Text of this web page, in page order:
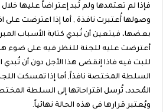
فإذا لم تعتمدها ولم تُبد إعتراضاً عليها خلال
وصولها أُعتبرت نافذة , أما إذا اعترضت على
بعضها، فيتعين أن تُبدي كتابة الأسباب
أعترضت عليه للجنة للنظر فيه على ضوء
للبت فيه فاذا إنقضى هذا الأجل دون أن تُبدي
السلطة المختصة نافذاً, أما إذا تمسكت
المُحدد، تُرسل اقتراحاتها إلى السلطة
ويُعتبر قرارها فى هذه الحالة نهائياً.